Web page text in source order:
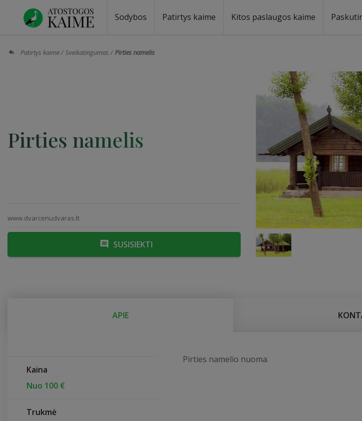
Sodybos Patirtys kaime Kitos paslaugos kaime
Patirtys kaime Sveikatingumas Pirties namelis
Pirties namelis
www.dvarcenudvaras.lt
SUSISIEKTI
APIE
Kaina
Nuo 100 €
Trukmė
Pirties namelio nuoma.